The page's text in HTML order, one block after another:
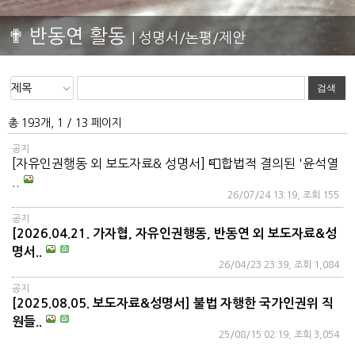
✟ 반동연 활동 | 성명서/논평/제안
총 193개, 1 / 13 페이지
공지
[자유인권행동 외 보도자료& 성명서] 📮합법적 결의된 '윤석열
26/07/24 13:19, 조회 155
공지
[2026.04.21. 가자협, 자유인권행동, 반동연 외 보도자료&성
명서..
26/04/23 23:39, 조회 1,084
공지
[2025.08.05. 보도자료&성명서] 불법 자행한 국가인권위 직
원들..
25/08/15 02:19, 조회 3,054